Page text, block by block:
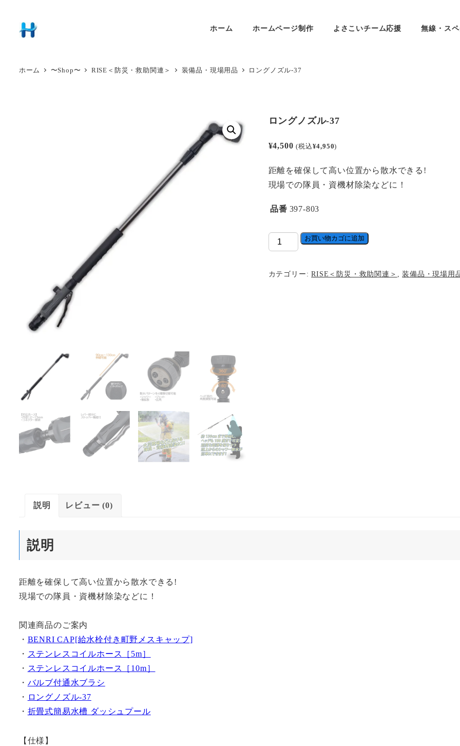
ホーム ホームページ制作 よさこいチーム応援 無線・ス
ホーム 〜Shop〜 RISE＜防災・救助関連＞ 装備品・現場用品 ロングノズル-37
ロングノズル-37
¥4,500 (税込¥4,950)
距離を確保して高い位置から散水できる!
現場での隊員・資機材除染などに！
品番 397-803
ン
お買い物カゴに追加
カテゴリー:RISE＜防災・救助関連＞ ,装備品・現場用
説明 レビュー (0)
説明
距離を確保して高い位置から散水できる!
現場での隊員・資機材除染などに！
関連商品のご案内
・ BENRI CAP[給水栓付き町野メスキャップ]
・ ステンレスコイルホース［5m］
・ ステンレスコイルホース［10m］
・ バルブ付通水ブラシ
・ ロングノズル-37
・ 折畳式簡易水槽 ダッシュプール
【仕様】